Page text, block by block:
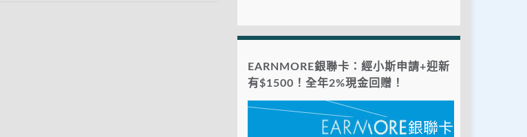
EARNMORE銀聯卡：經小斯申請+迎新
有$1500！全年2%現金回贈！